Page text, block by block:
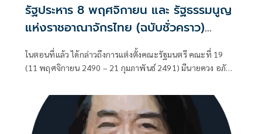
รัฐประหาร 8 พฤศจิกายน และ รัฐธรรมนูญ
แห่งราชอาณาจักรไทย (ฉบับชั่วคราว)
พุทธศักราช 2490 (ตอนที่ 16): จอมพล ป.
สาบานว่าทำรัฐประหาร ไม่ได้หวังตำแหน่ง
ในตอนที่แล้ว ได้กล่าวถึงการแต่งตั้งคณะรัฐมนตรี คณะที่ 19
(11 พฤศจิกายน 2490 – 21 กุมภาพันธ์ 2491) มีนายควง อภัย